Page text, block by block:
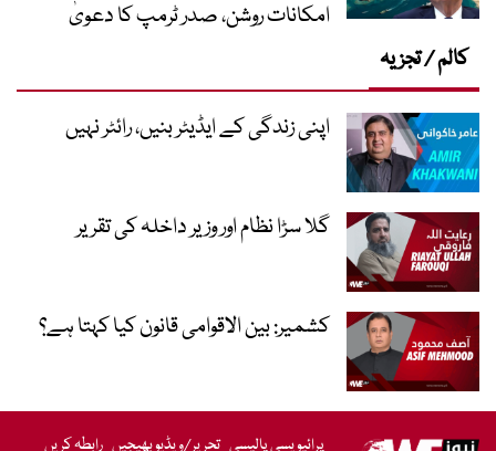
امکانات روشن، صدر ٹرمپ کا دعویٰ
کالم / تجزیہ
اپنی زندگی کے ایڈیٹر بنیں، رائٹر نہیں
گلا سڑا نظام اور وزیر داخلہ کی تقریر
کشمیر: بین الاقوامی قانون کیا کہتا ہے؟
پرائیویسی پالیسی تحریر/ویڈیو بھیجیں رابطہ کریں